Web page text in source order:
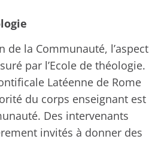
la Communauté, l’aspect
par l’Ecole de théologie.
Latéenne de Rome
du corps enseignant est
Des intervenants
invités à donner des